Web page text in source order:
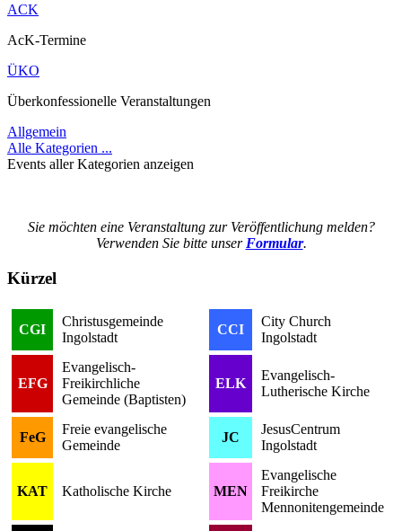
ACK
AcK-Termine
ÜKO
Überkonfessionelle Veranstaltungen
Allgemein
Alle Kategorien ...
Events aller Kategorien anzeigen
Sie möchten eine Veranstaltung zur Veröffentlichung melden?
Verwenden Sie bitte unser Formular.
Kürzel
CGI
Christusgemeinde
Ingolstadt
CCI
City Church
Ingolstadt
EFG
Evangelisch-
Freikirchliche
Gemeinde (Baptisten)
ELK
Evangelisch-
Lutherische Kirche
FeG
Freie evangelische
Gemeinde
JC
JesusCentrum
Ingolstadt
KAT Katholische Kirche MEN
Evangelische
Freikirche
Mennonitengemeinde